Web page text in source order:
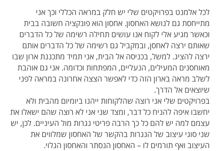
לכל אלמנט בפרויקטים שלי יש חלק במראה הכללי וכך אני
מתייחסת גם לנושא האחסון. אחסון הוא פונקציה חשובה בבית
וכאשר מגיע אלי לקוח אנו עושים תחילה רשימה של כל הדברים
שאותם ירצה לאחסן, ובמקביל גם רשימה של כל הדברים אותם
ירצה להציג. למשל, בכניסה אל הבית, אני תמיד מתכננת ארון שבו
מאוחסנים המעילים, הנעליים, המפתחות וכדומה. אני גם אוהבת
לשלב מראה בארון הזה כדי לאפשר הצצה אחרונה במראה לפני
שיוצאים אל הדרך.
בפרויקטים שלי אני רוצה שהלקוחות ייהנו ביומיום מהבית ולא
יחשבו איפה להניח כל דבר, ומצד שני אני לא רוצה שהם ישאלו את
עצמם למה יש להם כל כך הרבה פריטי נגרות מול העיניים. לכן, יש
שני סוגי עיצוב של הנגרות בהקשר של האחסון שמלווים את
העיצוב ואף תורמים לו – האחסון הנסתר והאחסון הגלוי.